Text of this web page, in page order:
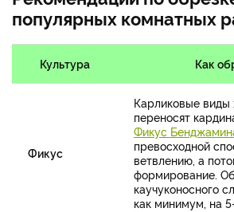
популярных комнатных
Культура Как
Фикус
Карликовые виды
переносят
Фикус
превосходной
ветвлению, а
формирование.
каучуконосного
как минимум, на